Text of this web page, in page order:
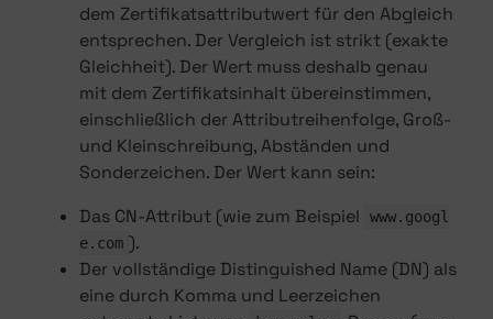
dem Zertifikatsattributwert für den Abgleich
entsprechen. Der Vergleich ist strikt (exakte
Gleichheit). Der Wert muss deshalb genau
mit dem Zertifikatsinhalt übereinstimmen,
einschließlich der Attributreihenfolge, Groß-
und Kleinschreibung, Abständen und
Sonderzeichen. Der Wert kann sein:
Das CN-Attribut (wie zum Beispiel
www.googl
e.com ).
Der vollständige Distinguished Name (DN) als
eine durch Komma und Leerzeichen